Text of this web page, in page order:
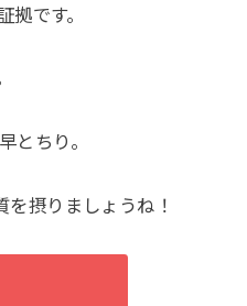
です。
とちり。
摂りましょうね！